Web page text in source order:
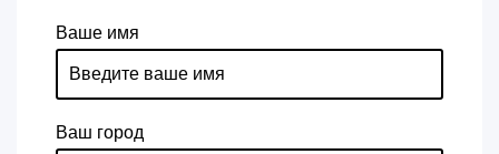
Ваше имя
Ваш город